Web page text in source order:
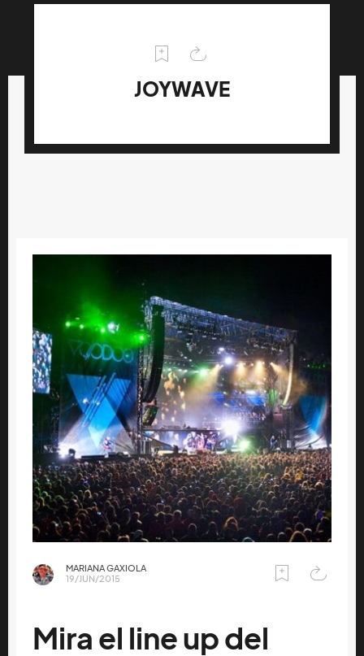
JOYWAVE
MARIANA GAXIOLA
19/JUN/2015
Mira el line up del